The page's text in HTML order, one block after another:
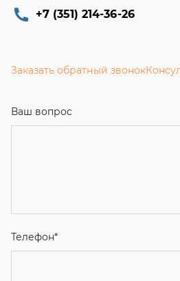
+7 (351) 214-36-26
Заказать обратный звонок
Ваш вопрос